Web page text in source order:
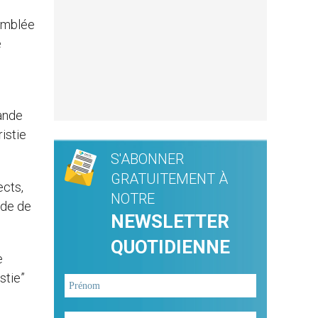
de
S'ABONNER
GRATUITEMENT À
NOTRE
NEWSLETTER
QUOTIDIENNE